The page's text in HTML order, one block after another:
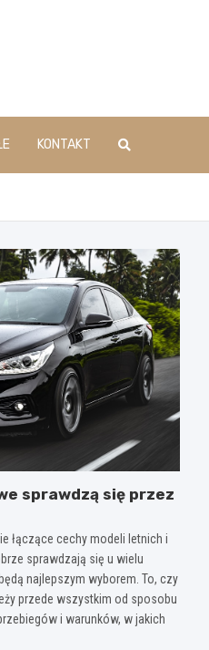
KONTAKT
sprawdzą się przez
łączące cechy modeli letnich i
sprawdzają się u wielu
najlepszym wyborem. To, czy
przede wszystkim od sposobu
i warunków, w jakich